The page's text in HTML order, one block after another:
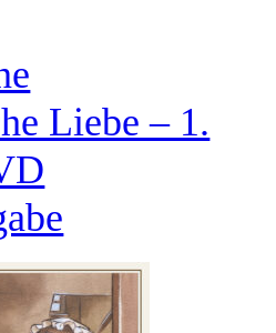
Liebe – 1.